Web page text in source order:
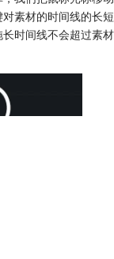
素材的时间线的长短
时间线不会超过素材
操作是为了保证剪切
可实现剪切的命